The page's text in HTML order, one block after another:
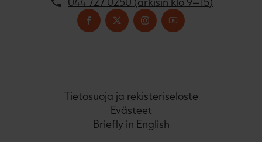
Tietosuoja ja rekisteriseloste
Evästeet
Briefly in English